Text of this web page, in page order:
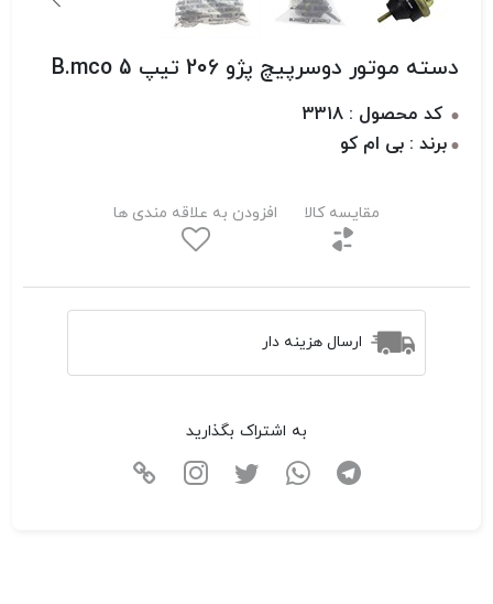
دسته موتور دوسرپیچ پژو 206 تیپ 5 B.mco
کد محصول : 3318
برند : بی ام کو
مقایسه کالا افزودن به علاقه مندی ها
ارسال هزینه دار
به اشتراک بگذارید